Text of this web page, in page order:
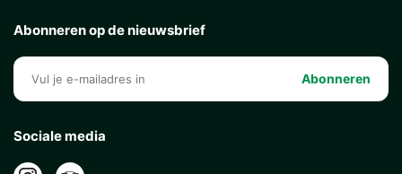
Abonneren op de nieuwsbrief
Abonneren
Sociale media